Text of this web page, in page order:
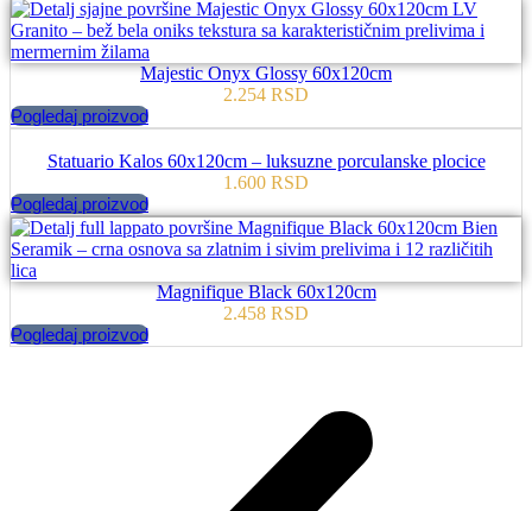
Majestic Onyx Glossy 60x120cm
2.254 RSD
Pogledaj proizvod
Statuario Kalos 60x120cm – luksuzne porculanske plocice
1.600 RSD
Pogledaj proizvod
Magnifique Black 60x120cm
2.458 RSD
Pogledaj proizvod